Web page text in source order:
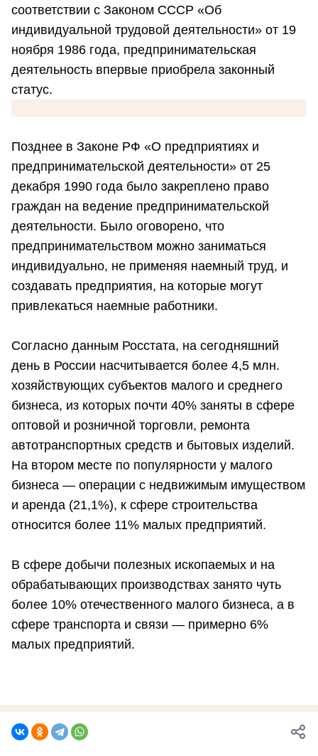
соответствии с Законом СССР «Об
индивидуальной трудовой деятельности» от 19
ноября 1986 года, предпринимательская
деятельность впервые приобрела законный
статус.
Позднее в Законе РФ «О предприятиях и
предпринимательской деятельности» от 25
декабря 1990 года было закреплено право
граждан на ведение предпринимательской
деятельности. Было оговорено, что
предпринимательством можно заниматься
индивидуально, не применяя наемный труд, и
создавать предприятия, на которые могут
привлекаться наемные работники.
Согласно данным Росстата, на сегодняшний
день в России насчитывается более 4,5 млн.
хозяйствующих субъектов малого и среднего
бизнеса, из которых почти 40% заняты в сфере
оптовой и розничной торговли, ремонта
автотранспортных средств и бытовых изделий.
На втором месте по популярности у малого
бизнеса — операции с недвижимым имуществом
и аренда (21,1%), к сфере строительства
относится более 11% малых предприятий.
В сфере добычи полезных ископаемых и на
обрабатывающих производствах занято чуть
более 10% отечественного малого бизнеса, а в
сфере транспорта и связи — примерно 6%
малых предприятий.